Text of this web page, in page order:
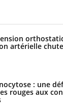
artérielle
: une
rouges aux